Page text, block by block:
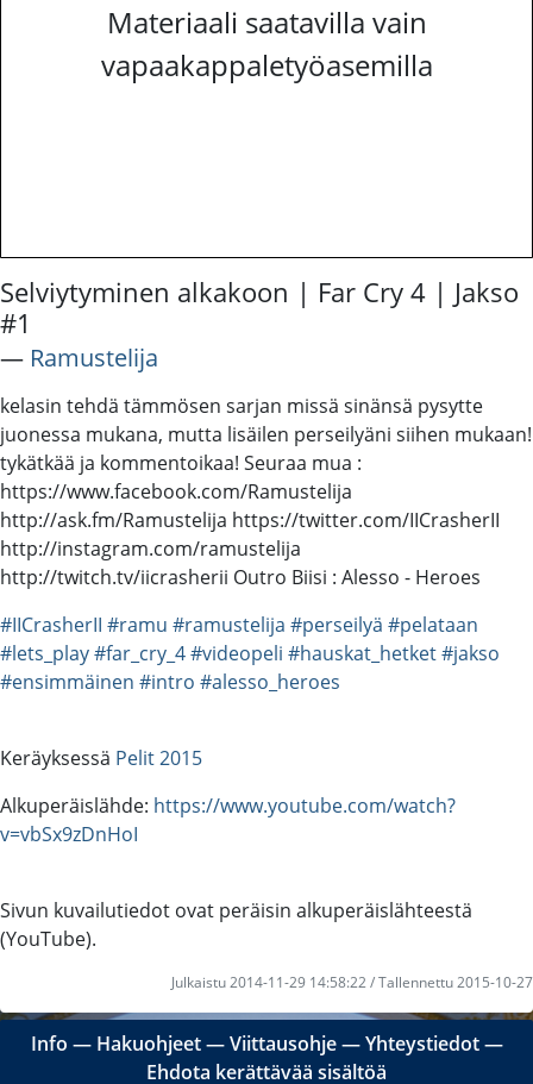
Materiaali saatavilla vain
vapaakappaletyöasemilla
Selviytyminen alkakoon | Far Cry 4 | Jakso
#1
― Ramustelija
kelasin tehdä tämmösen sarjan missä sinänsä pysytte
juonessa mukana, mutta lisäilen perseilyäni siihen mukaan!
tykätkää ja kommentoikaa! Seuraa mua :
https://www.facebook.com/Ramustelija
http://ask.fm/Ramustelija https://twitter.com/IICrasherII
http://instagram.com/ramustelija
http://twitch.tv/iicrasherii Outro Biisi : Alesso - Heroes
#IICrasherII #ramu #ramustelija #perseilyä #pelataan
#lets_play#far_cry_4#videopeli #hauskat_hetket#jakso
#ensimmäinen #intro #alesso_heroes
Keräyksessä Pelit 2015
Alkuperäislähde: https://www.youtube.com/watch?
v=vbSx9zDnHoI
Sivun kuvailutiedot ovat peräisin alkuperäislähteestä
(YouTube).
Julkaistu 2014-11-29 14:58:22 / Tallennettu 2015-10-27
Info ― Hakuohjeet―Viittausohje―Yhteystiedot―
Ehdota kerättävää sisältöä